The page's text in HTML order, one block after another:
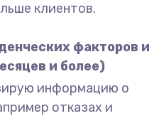
клиентов.
факторов и
и более)
информацию о
отказах и